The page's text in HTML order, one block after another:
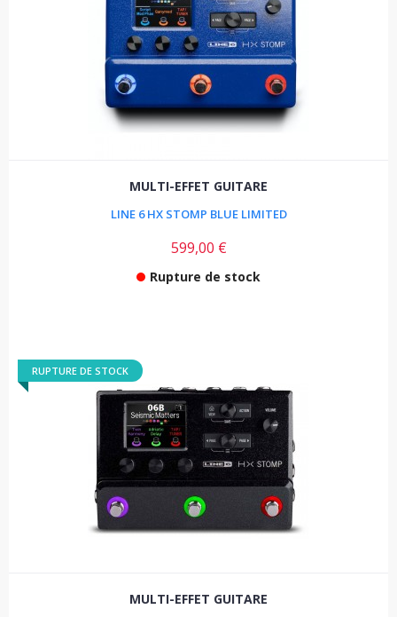
MULTI-EFFET GUITARE
LINE 6 HX STOMP BLUE LIMITED
599,00 €
Rupture de stock
RUPTURE DE STOCK
MULTI-EFFET GUITARE